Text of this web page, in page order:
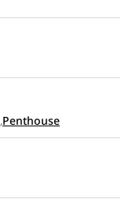
,Penthouse